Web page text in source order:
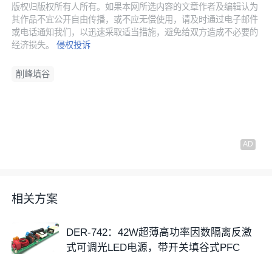
版权归版权所有人所有。如果本网所选内容的文章作者及编辑认为
其作品不宜公开自由传播，或不应无偿使用，请及时通过电子邮件
或电话通知我们，以迅速采取适当措施，避免给双方造成不必要的
经济损失。侵权投诉
削峰填谷
相关方案
DER-742：42W超薄高功率因数隔离反激
式可调光LED电源，带开关填谷式PFC